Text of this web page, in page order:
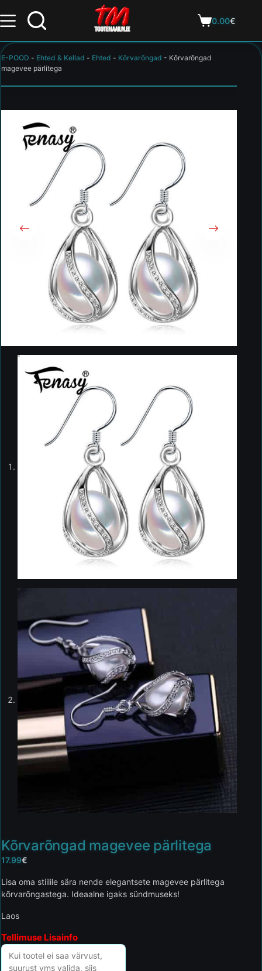
0.00€
E-POOD - Ehted & Kellad - Ehted - Kõrvarõngad - Kõrvarõngad
magevee pärlitega
Kõrvarõngad magevee pärlitega
17.99€
Lisa oma stiilile sära nende elegantsete magevee pärlitega
kõrvarõngastega. Ideaalne igaks sündmuseks!
Laos
Tellimuse Lisainfo